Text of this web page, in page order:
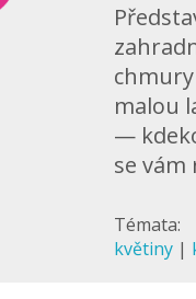
Všechna témata..
malou
—
se vám
Témata:
květiny |